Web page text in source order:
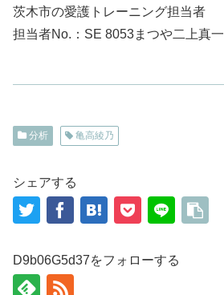
茨木市の愛護トレーニング担当者
担当者No.：SE 8053まつや二上真一
分析 亀高綾乃
シェアする
D9b06G5d37をフォローする